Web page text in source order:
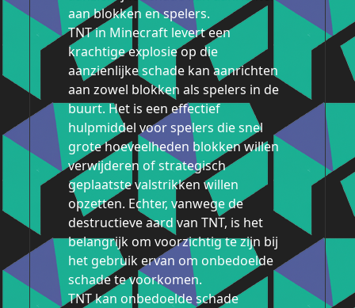
aan blokken en spelers.
TNT in Minecraft levert een
krachtige explosie op die
aanzienlijke schade kan aanrichten
aan zowel blokken als spelers in de
buurt. Het is een effectief
hulpmiddel voor spelers die snel
grote hoeveelheden blokken willen
verwijderen of strategisch
geplaatste valstrikken willen
opzetten. Echter, vanwege de
destructieve aard van TNT, is het
belangrijk om voorzichtig te zijn bij
het gebruik ervan om onbedoelde
schade te voorkomen.
TNT kan onbedoelde schade